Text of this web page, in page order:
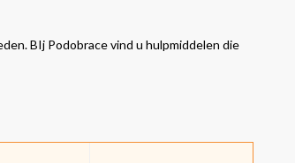
BIj Podobrace vind u hulpmiddelen die